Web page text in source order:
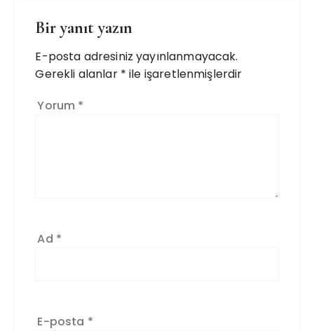
Bir yanıt yazın
E-posta adresiniz yayınlanmayacak.
Gerekli alanlar * ile işaretlenmişlerdir
Yorum *
Ad *
E-posta *